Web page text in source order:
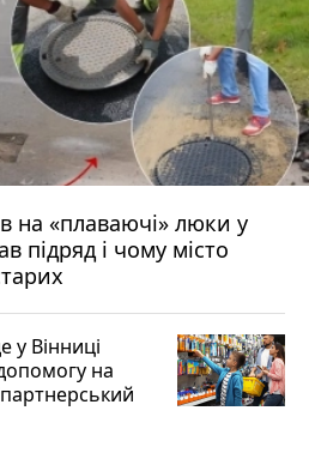
на «плаваючі» люки у
підряд і чому місто
у Вінниці
на